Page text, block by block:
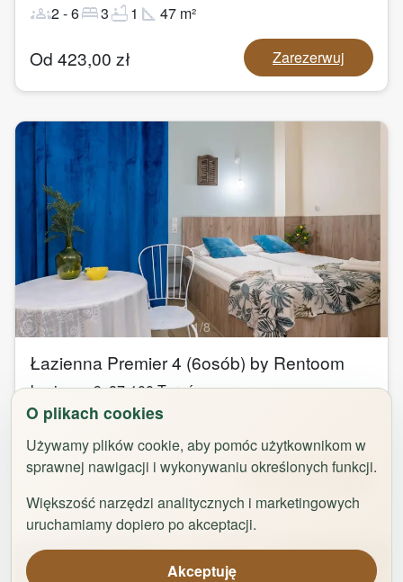
O plikach cookies
Używamy plików cookie, aby pomóc użytkownikom w
sprawnej nawigacji i wykonywaniu określonych funkcji.
Większość narzędzi analitycznych i marketingowych
uruchamiamy dopiero po akceptacji.
Akceptuję
groups2-6bed3bathtub1 square_foot 47 m²
Od 423,00 zł Zarezerwuj
1/8
Łazienna Premier 4 (6osób) by Rentoom
Łazienna 9,87-100Toruń
Od323,00zł Zarezerwuj